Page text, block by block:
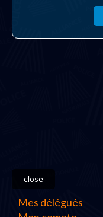
close
Mes délégués